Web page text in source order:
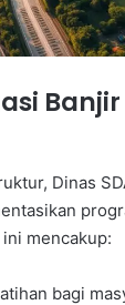
Dinas
mencakup:
bagi